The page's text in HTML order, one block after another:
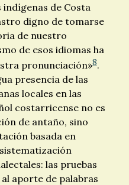
de Costa
digno de tomarse
de nuestro
de esos idiomas ha
pronunciación»8.
presencia de las
locales en las
costarricense no es
de antaño, sino
basada en
las pruebas
aporte de palabras